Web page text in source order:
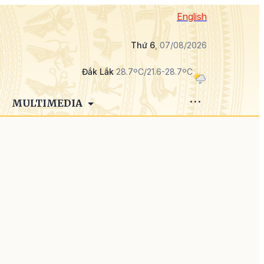
English
Thứ 6, 07/08/2026
Đắk Lắk28.7ºC/21.6-28.7ºC
MULTIMEDIA